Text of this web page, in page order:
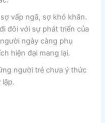
vấp ngã, sợ khó khăn.
đôi với sự phát triển của
ngày càng phụ
hiện đại mang lại.
người trẻ chưa ý thức
lập.